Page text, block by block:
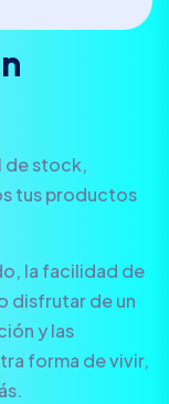
n
de stock,
tus productos
la facilidad de
disfrutar de un
y las
forma de vivir,